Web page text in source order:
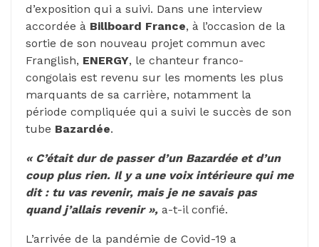
d’exposition qui a suivi. Dans une interview
accordée à Billboard France, à l’occasion de la
sortie de son nouveau projet commun avec
Franglish, ENERGY, le chanteur franco-
congolais est revenu sur les moments les plus
marquants de sa carrière, notamment la
période compliquée qui a suivi le succès de son
tube Bazardée.
« C’était dur de passer d’un Bazardée et d’un
coup plus rien. Il y a une voix intérieure qui me
dit : tu vas revenir, mais je ne savais pas
quand j’allais revenir », a-t-il confié.
L’arrivée de la pandémie de Covid-19 a